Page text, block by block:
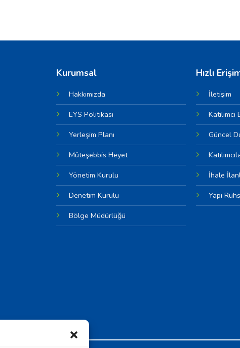
Kurumsal
Hakkımızda
EYS Politikası
Yerleşim Planı
Müteşebbis Heyet
Yönetim Kurulu
Denetim Kurulu
Bölge Müdürlüğü
Hızlı
İletişim
Katılımcı
Güncel
İhale
Yapı